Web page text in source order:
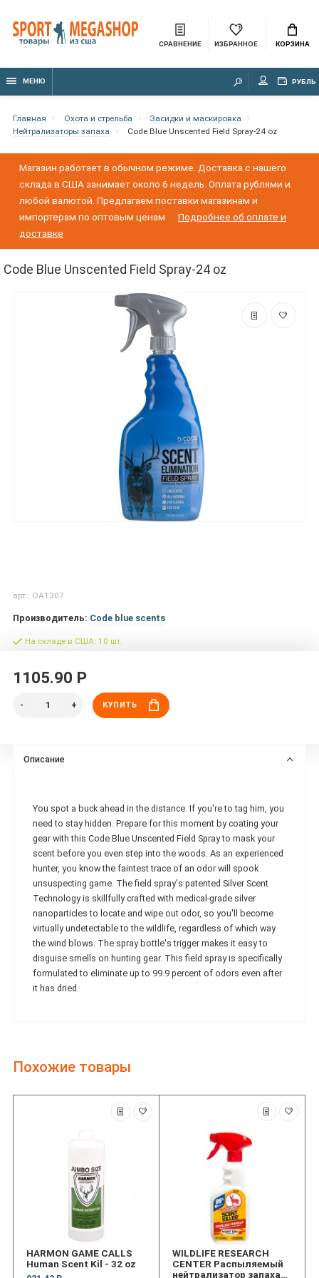
СРАВНЕНИЕ ИЗБРАННОЕ КОРЗИНА
МЕНЮ РУБЛЬ
Главная Охота и стрельба
Засидки и маскировка
Нейтрализаторы запаха
Code Blue Unscented Field Spray-24 oz
Магазин работает в обычном режиме. Доставка с нашего
склада в США занимает около 6 недель. Оплата рублями и
любой валютой. Предлагаем поставки магазинам и
импортерам по оптовым ценам
Подробнее об оплате и
доставке
Code Blue Unscented Field Spray-24 oz
арт.: OA1307
Производитель: Code blue scents
На складе в США: 10 шт.
1105.90 Р
КУПИТЬ
Описание
You spot a buck ahead in the distance. If you're to tag him, you
need to stay hidden. Prepare for this moment by coating your
gear with this Code Blue Unscented Field Spray to mask your
scent before you even step into the woods. As an experienced
hunter, you know the faintest trace of an odor will spook
unsuspecting game. The field spray's patented Silver Scent
Technology is skillfully crafted with medical-grade silver
nanoparticles to locate and wipe out odor, so you'll become
virtually undetectable to the wildlife, regardless of which way
the wind blows. The spray bottle's trigger makes it easy to
disguise smells on hunting gear. This field spray is specifically
formulated to eliminate up to 99.9 percent of odors even after
it has dried.
Похожие товары
HARMON GAME CALLS
Human Scent Kil - 32 oz
WILDLIFE RESEARCH
CENTER Распыляемый
нейтрализатор запаха